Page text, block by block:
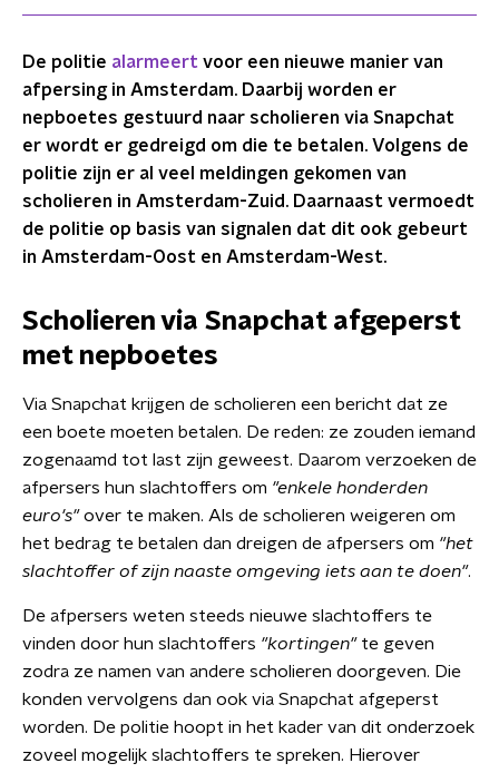
De politie alarmeert voor een nieuwe manier van
afpersing in Amsterdam. Daarbij worden er
nepboetes gestuurd naar scholieren via Snapchat
er wordt er gedreigd om die te betalen. Volgens de
politie zijn er al veel meldingen gekomen van
scholieren in Amsterdam-Zuid. Daarnaast vermoedt
de politie op basis van signalen dat dit ook gebeurt
in Amsterdam-Oost en Amsterdam-West.
Scholieren via Snapchat afgeperst
met nepboetes
Via Snapchat krijgen de scholieren een bericht dat ze
een boete moeten betalen. De reden: ze zouden iemand
zogenaamd tot last zijn geweest. Daarom verzoeken de
afpersers hun slachtoffers om "enkele honderden
euro's"over te maken. Als de scholieren weigeren om
het bedrag te betalen dan dreigen de afpersers om "het
slachtoffer of zijn naaste omgeving iets aan te doen".
De afpersers weten steeds nieuwe slachtoffers te
vinden door hun slachtoffers "kortingen"te geven
zodra ze namen van andere scholieren doorgeven. Die
konden vervolgens dan ook via Snapchat afgeperst
worden. De politie hoopt in het kader van dit onderzoek
zoveel mogelijk slachtoffers te spreken. Hierover